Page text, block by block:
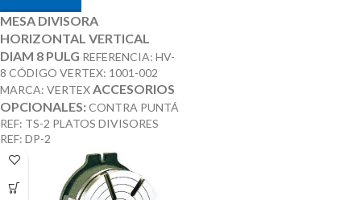
MESA DIVISORA
HORIZONTAL VERTICAL
DIAM 8 PULG REFERENCIA: HV-
8 CÓDIGO VERTEX: 1001-002
MARCA: VERTEX ACCESORIOS
OPCIONALES:CONTRA PUNTÁ
REF: TS-2 PLATOS DIVISORES
REF: DP-2